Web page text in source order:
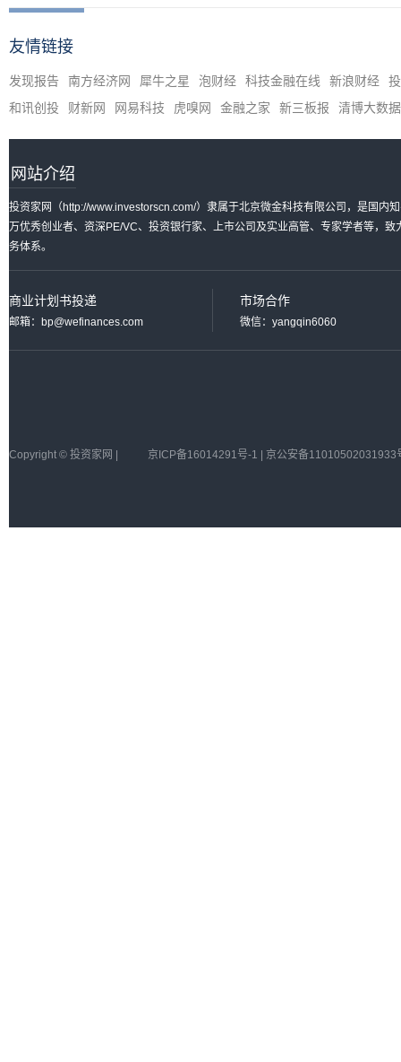
友情链接
发现报告 南方经济网 犀牛之星 泡财经 科技金融在线 新浪财经
和讯创投
财新网 网易科技 虎嗅网 金融之家 新三板报 清博大数据
网站介绍
投资家网（http://www.investorscn.com/）隶属于北京微金科技有限公司，是国内
万优秀创业者、资深PE/VC、投资银行家、上市公司及实业高管、专家学者等，
务体系。
商业计划书投递
邮箱：bp@wefinances.com
市场合作
微信：yangqin6060
Copyright © 投资家网 | 京ICP备16014291号-1 | 京公安备11010502031933